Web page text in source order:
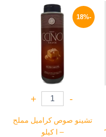
-18%
-
+
تشينو صوص كراميل مملح
– ا كيلو
السعر
الأصلي
هو:
400 EGP.
الحالي
هو: